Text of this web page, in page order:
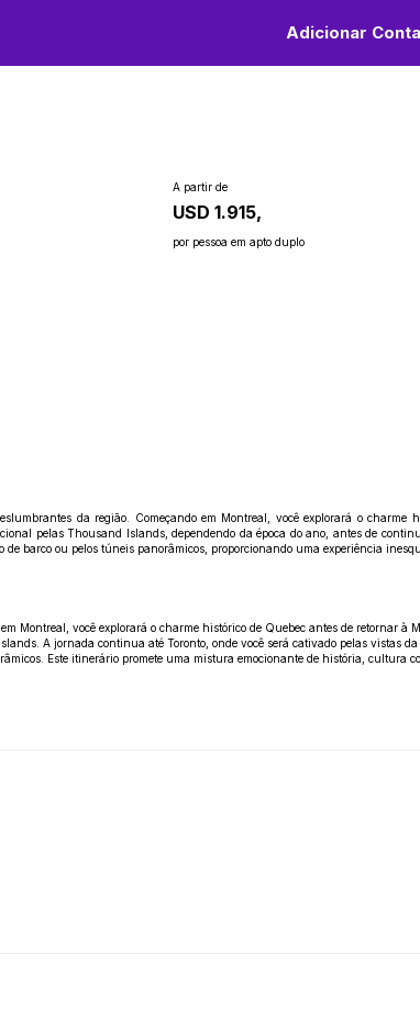
Adicionar
A partir de
USD 1.915,
por pessoa em apto duplo
da região. Começando em Montreal, você explorará o charme
pelas Thousand Islands, dependendo da época do ano, antes de
barco ou pelos túneis panorâmicos, proporcionando uma experiência
você explorará o charme histórico de Quebec antes de retornar à
A jornada continua até Toronto, onde você será cativado pelas vistas
Este itinerário promete uma mistura emocionante de história, cultura